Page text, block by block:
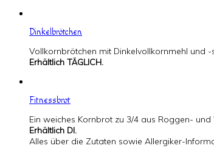
Dinkelbrötchen
Vollkornbrötchen mit Dinkelvollkornmehl und -
Erhältlich TÄGLICH.
Fitnessbrot
Ein weiches Kornbrot zu 3/4 aus Roggen-
Erhältlich DI.
Alles über die Zutaten sowie Allergiker-